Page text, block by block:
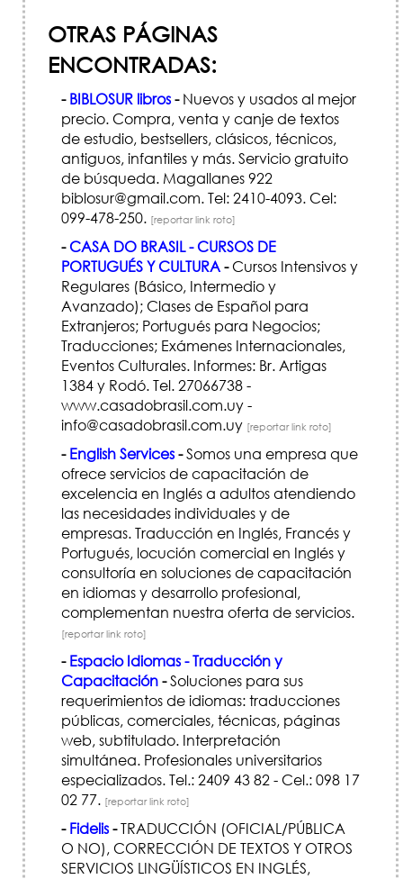
OTRAS PÁGINAS
ENCONTRADAS:
- BIBLOSUR libros-Nuevos y usados al mejor
precio. Compra, venta y canje de textos
de estudio, bestsellers, clásicos, técnicos,
antiguos, infantiles y más. Servicio gratuito
de búsqueda. Magallanes 922
biblosur@gmail.com. Tel: 2410-4093. Cel:
099-478-250. [reportar link roto]
-CASA DO BRASIL - CURSOS DE
PORTUGUÉS Y CULTURA-Cursos Intensivos y
Regulares (Básico, Intermedio y
Avanzado); Clases de Español para
Extranjeros; Portugués para Negocios;
Traducciones; Exámenes Internacionales,
Eventos Culturales. Informes: Br. Artigas
1384 y Rodó. Tel. 27066738 -
www.casadobrasil.com.uy -
info@casadobrasil.com.uy [reportar link roto]
- English Services-Somos una empresa que
ofrece servicios de capacitación de
excelencia en Inglés a adultos atendiendo
las necesidades individuales y de
empresas. Traducción en Inglés, Francés y
Portugués, locución comercial en Inglés y
consultoría en soluciones de capacitación
en idiomas y desarrollo profesional,
complementan nuestra oferta de servicios.
[reportar link roto]
- Espacio Idiomas - Traducción y
Capacitación-Soluciones para sus
requerimientos de idiomas: traducciones
públicas, comerciales, técnicas, páginas
web, subtitulado. Interpretación
simultánea. Profesionales universitarios
especializados. Tel.: 2409 43 82 - Cel.: 098 17
02 77. [reportar link roto]
- Fidelis-TRADUCCIÓN (OFICIAL/PÚBLICA
O NO), CORRECCIÓN DE TEXTOS Y OTROS
SERVICIOS LINGÜÍ­STICOS EN INGLÉS,